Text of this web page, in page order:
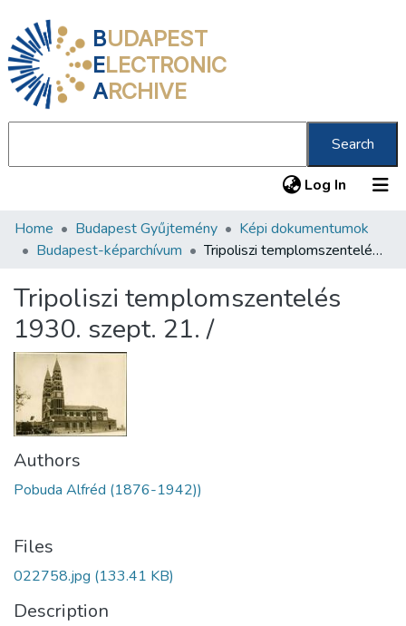
BUDAPEST
ELECTRONIC
ARCHIVE
Search
Log In (current)
Communities & Collections
Statistics
About us
Home Budapest Gyűjtemény
Képi dokumentumok
Budapest-képarchívum
Tripoliszi templomszentelés 1930. szept. 21. /
Tripoliszi templomszentelés
1930. szept. 21. /
Authors
Pobuda Alfréd (1876-1942))
Files
022758.jpg (133.41 KB)
Description